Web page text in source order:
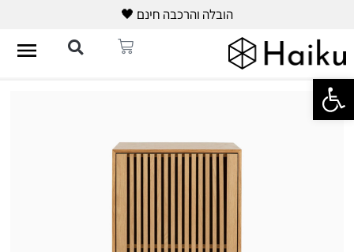
הובלה והרכבה חינם 🖤
פתח סרגל נגישות